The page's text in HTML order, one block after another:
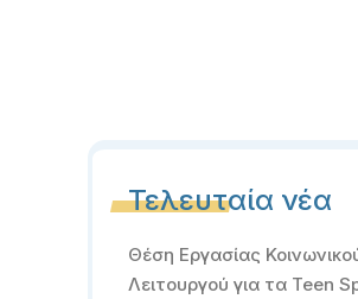
Τελευταία νέα
Θέση Εργασίας
Λειτουργού για τα Teen